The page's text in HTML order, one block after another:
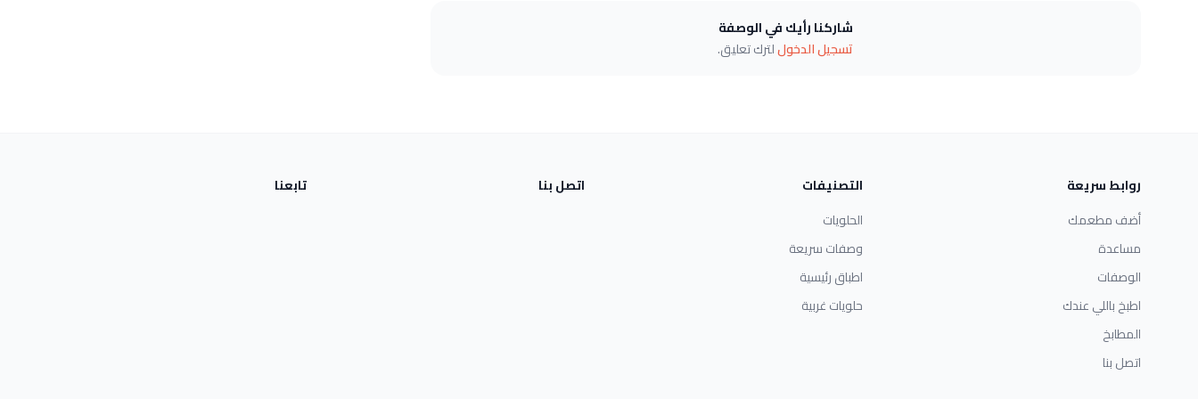
شاركنا رأيك في الوصفة
تسجيل الدخوللترك تعليق.
روابط سريعة
أضف مطعمك
مساعدة
الوصفات
اطبخ باللي عندك
المطابخ
اتصل بنا
التصنيفات
الحلويات
وصفات سريعة
اطباق رئيسية
حلويات غربية
اتصل بنا تابعنا